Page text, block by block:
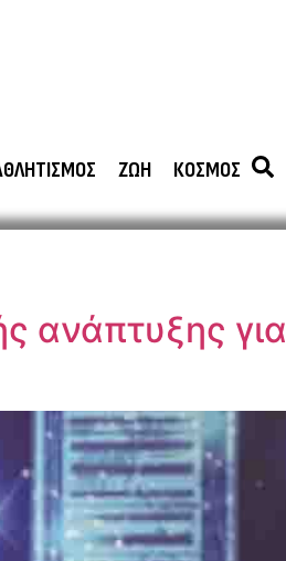
ΖΩΗ ΚΟΣΜΟΣ
ανάπτυξης για